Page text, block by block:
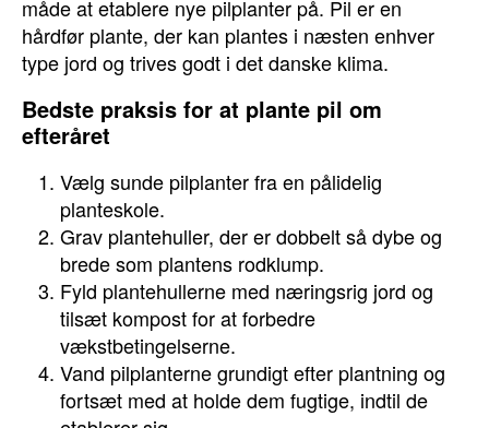
måde at etablere nye pilplanter på. Pil er en
hårdfør plante, der kan plantes i næsten enhver
type jord og trives godt i det danske klima.
Bedste praksis for at plante pil om
efteråret
Vælg sunde pilplanter fra en pålidelig
planteskole.
Grav plantehuller, der er dobbelt så dybe og
brede som plantens rodklump.
Fyld plantehullerne med næringsrig jord og
tilsæt kompost for at forbedre
vækstbetingelserne.
Vand pilplanterne grundigt efter plantning og
fortsæt med at holde dem fugtige, indtil de